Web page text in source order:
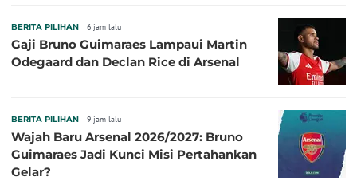
BERITA PILIHAN 6 jam lalu
Gaji Bruno Guimaraes Lampaui Martin
Odegaard dan Declan Rice di Arsenal
BERITA PILIHAN 9 jam lalu
Wajah Baru Arsenal 2026/2027: Bruno
Guimaraes Jadi Kunci Misi Pertahankan
Gelar?